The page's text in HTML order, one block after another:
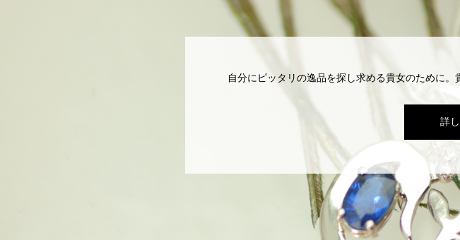
自分にピッタリの逸品を探し求める貴女のために
詳